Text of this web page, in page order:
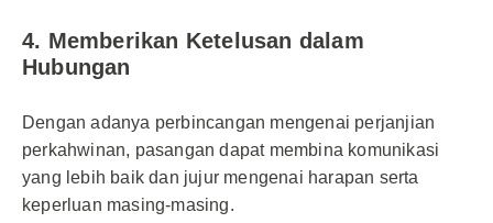
4. Memberikan Ketelusan dalam
Hubungan
Dengan adanya perbincangan mengenai perjanjian
perkahwinan, pasangan dapat membina komunikasi
yang lebih baik dan jujur mengenai harapan serta
keperluan masing-masing.